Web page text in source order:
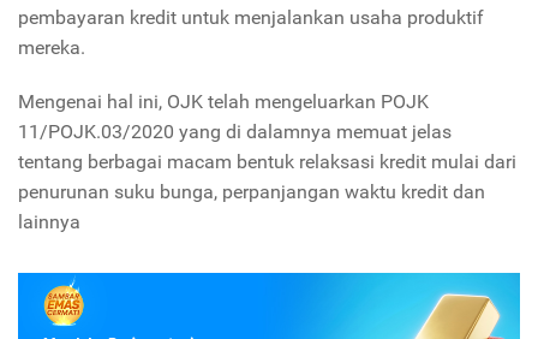
pembayaran kredit untuk menjalankan usaha produktif
mereka.
Mengenai hal ini, OJK telah mengeluarkan POJK
11/POJK.03/2020 yang di dalamnya memuat jelas
tentang berbagai macam bentuk relaksasi kredit mulai dari
penurunan suku bunga, perpanjangan waktu kredit dan
lainnya